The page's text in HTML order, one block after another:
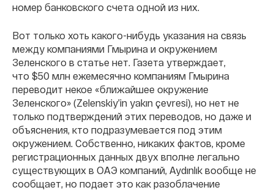
номер банковского счета одной из них.
Вот только хоть какого-нибудь указания на связь
между компаниями Гмырина и окружением
Зеленского в статье нет. Газета утверждает,
что $50 млн ежемесячно компаниям Гмырина
переводит некое «ближайшее окружение
Зеленского» (Zelenskiy’in yakın çevresi), но нет не
только подтверждений этих переводов, но даже и
объяснения, кто подразумевается под этим
окружением. Собственно, никаких фактов, кроме
регистрационных данных двух вполне легально
существующих в ОАЭ компаний, Aydınlık вообще не
сообщает, но подает это как разоблачение